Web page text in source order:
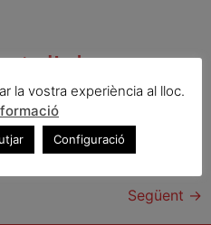
d’obres
Memòria
Següent →
la vostra experiència al lloc.
Configuració